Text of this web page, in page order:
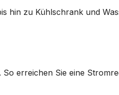
hin zu Kühlschrank und
erreichen Sie eine